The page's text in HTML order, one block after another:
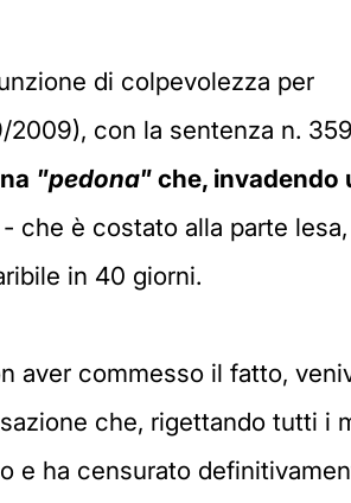
di colpevolezza per
con la sentenza n.
"pedona" che, invadendo
che è costato alla parte
in 40 giorni.
aver commesso il fatto,
che, rigettando tutti i
e ha censurato